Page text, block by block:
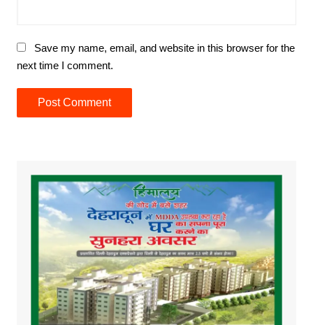
Save my name, email, and website in this browser for the
next time I comment.